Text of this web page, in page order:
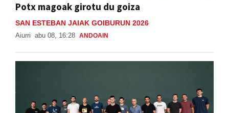
Potx magoak girotu du goiza
SAN ESTEBAN JAIAK GOIBURUN 2026
Aiurri abu 08, 16:28 ANDOAIN